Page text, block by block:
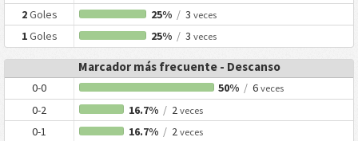
2Goles 25% /3 veces
1Goles 25% /3 veces
Marcador más frecuente - Descanso
0-0 50% / 6veces
0-2 16.7% /2 veces
0-1 16.7% /2 veces